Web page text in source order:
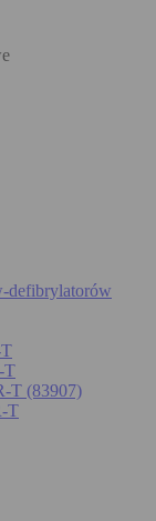
defibrylatorów
T
T (83907)
T